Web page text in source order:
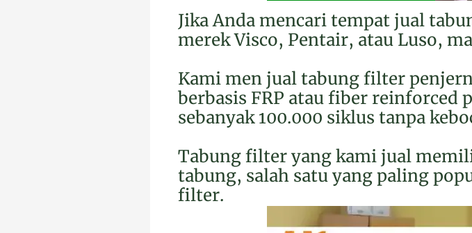
Jika Anda mencari tempat jual
merek Visco, Pentair, atau Luso,
Kami men jual tabung filter
berbasis FRP atau fiber reinforced
sebanyak 100.000 siklus tanpa
Tabung filter yang kami jual
tabung, salah satu yang paling
filter.